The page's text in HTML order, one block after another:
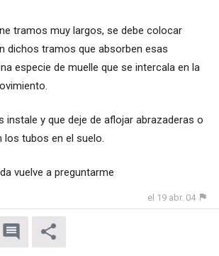
tramos muy largos, se debe colocar
dichos tramos que absorben esas
especie de muelle que se intercala en la
instale y que deje de aflojar abrazaderas o
tubos en el suelo.
vuelve a preguntarme
el 19 abr. 04